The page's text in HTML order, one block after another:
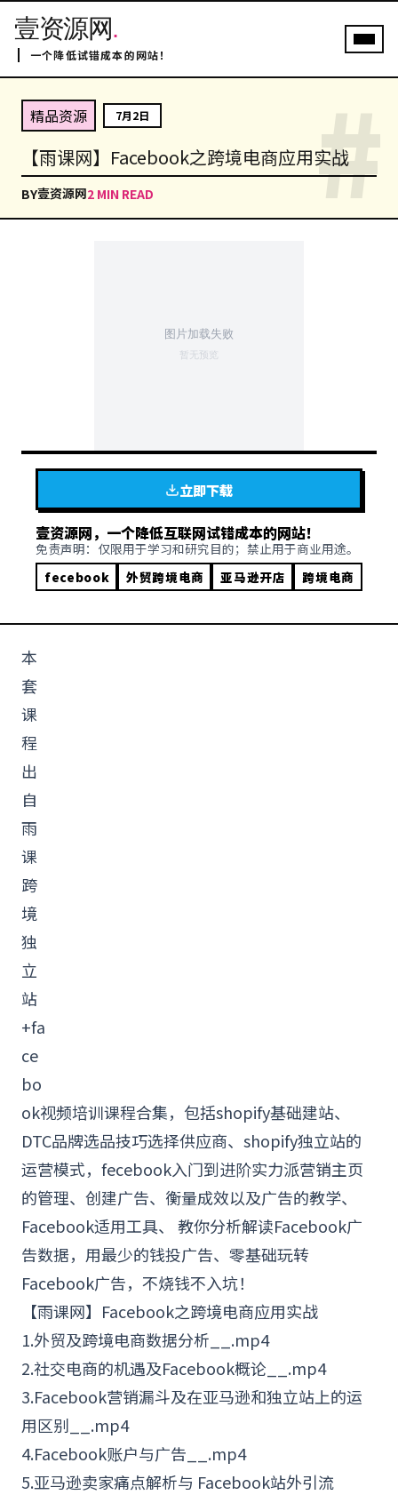
壹资源网.
一个降低试错成本的网站！
#
精品资源 7月2日
【雨课网】Facebook之跨境电商应用实战
BY壹资源网2 MIN READ
立即下载
壹资源网，一个降低互联网试错成本的网站！
免责声明：仅限用于学习和研究目的；禁止用于商业用途。
fecebook
外贸跨境电商 亚马逊开店 跨境电商
本
套
课
程
出
自
雨
课
跨
境
独
立
站
+fa
ce
bo
ok视频培训课程合集，包括shopify基础建站、
DTC品牌选品技巧选择供应商、shopify独立站的
运营模式， fecebook入门到进阶实力派营销主页
的管理、创建广告、衡量成效以及广告的教学、
Facebook适用工具、 教你分析解读Facebook广
告数据，用最少的钱投广告、零基础玩转
Facebook广告，不烧钱不入坑！
【雨课网】Facebook之跨境电商应用实战
1.外贸及跨境电商数据分析__.mp4
2.社交电商的机遇及Facebook概论__.mp4
3.Facebook营销漏斗及在亚马逊和独立站上的运
用区别__.mp4
4.Facebook账户与广告__.mp4
5.亚马逊卖家痛点解析与 Facebook站外引流